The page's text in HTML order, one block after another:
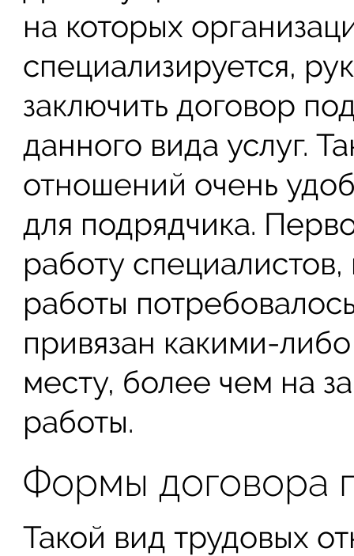
на которых
специализируется,
заключить договор
данного вида услуг.
отношений очень
для подрядчика.
работу
работы
привязан какими-
месту, более чем на
работы.
Формы договора
Такой вид трудовых